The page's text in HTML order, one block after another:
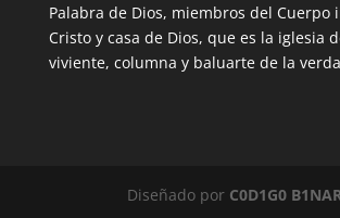
Palabra de Dios, miembros del Cuerpo
Cristo y casa de Dios, que es la iglesia
viviente, columna y baluarte de la
Diseñado por C0D1G0